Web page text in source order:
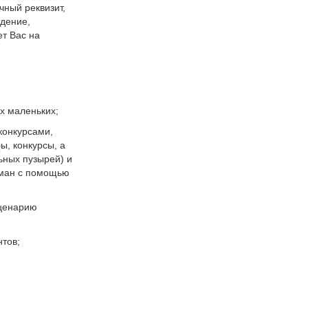
реквизит,
Вас на
маленьких;
конкурсы, а
пузырей) и
с помощью